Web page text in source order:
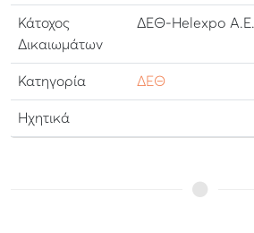
Κάτοχος
Δικαιωμάτων
ΔΕΘ-Helexpo Α.Ε.
Κατηγορία ΔΕΘ
Ηχητικά